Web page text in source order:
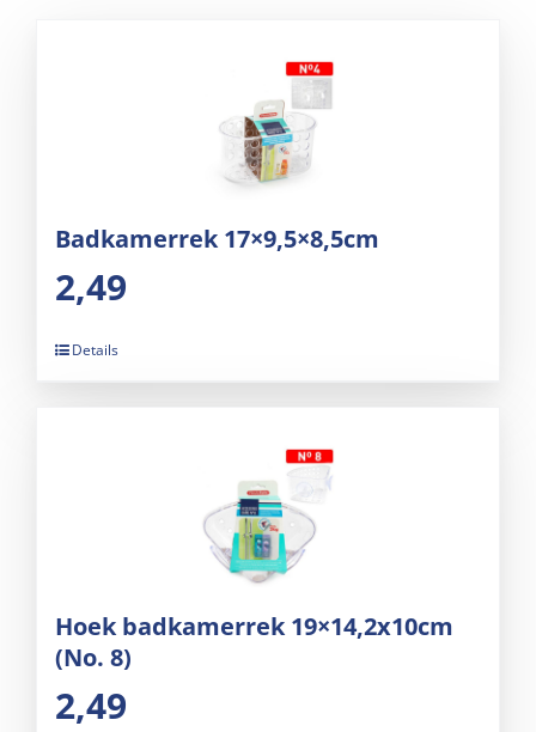
Badkamerrek 17×9,5×8,5cm
2,49
Details
Hoek badkamerrek 19×14,2x10cm
(No. 8)
2,49